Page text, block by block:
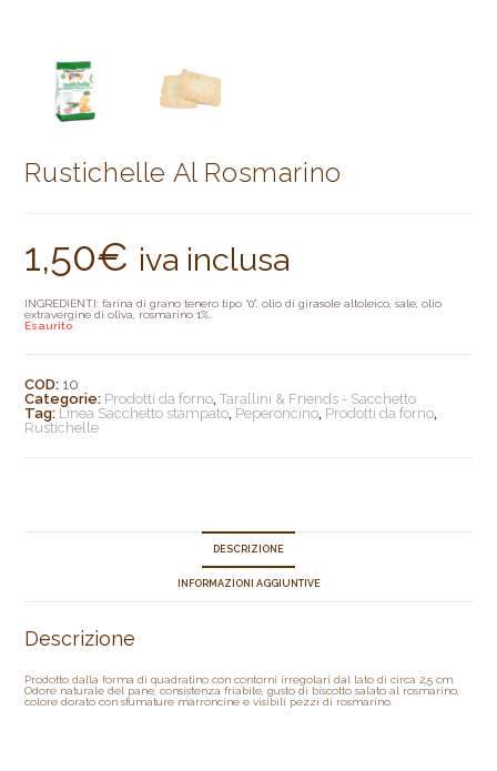
Rustichelle Al Rosmarino
1,50€ iva inclusa
INGREDIENTI: farina di grano tenero tipo “0”, olio di girasole altoleico, sale, olio
extravergine di oliva, rosmarino 1%.
Esaurito
COD: 10
Categorie: Prodotti da forno,Tarallini & Friends - Sacchetto
Tag: Linea Sacchetto stampato, Peperoncino, Prodotti da forno,
Rustichelle
DESCRIZIONE
INFORMAZIONI AGGIUNTIVE
Descrizione
Prodotto dalla forma di quadratino con contorni irregolari dal lato di circa 2,5 cm.
Odore naturale del pane, consistenza friabile, gusto di biscotto salato al rosmarino,
colore dorato con sfumature marroncine e visibili pezzi di rosmarino.